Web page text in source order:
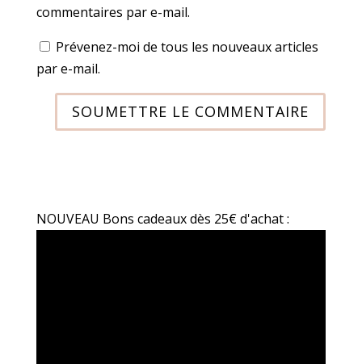
commentaires par e-mail.
Prévenez-moi de tous les nouveaux articles
par e-mail.
SOUMETTRE LE COMMENTAIRE
NOUVEAU Bons cadeaux dès 25€ d'achat :